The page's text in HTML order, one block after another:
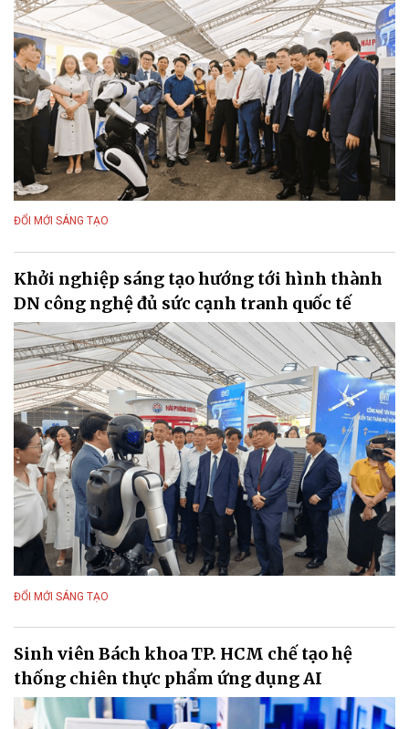
ĐỔI MỚI SÁNG TẠO
Khởi nghiệp sáng tạo hướng tới hình thành
DN công nghệ đủ sức cạnh tranh quốc tế
ĐỔI MỚI SÁNG TẠO
Sinh viên Bách khoa TP. HCM chế tạo hệ
thống chiên thực phẩm ứng dụng AI